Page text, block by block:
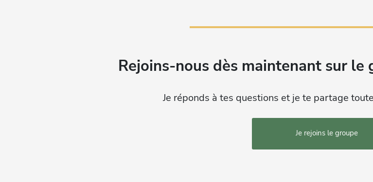
Rejoins-nous dès maintenant sur le
Je réponds à tes questions et je te partage
Je rejoins le groupe